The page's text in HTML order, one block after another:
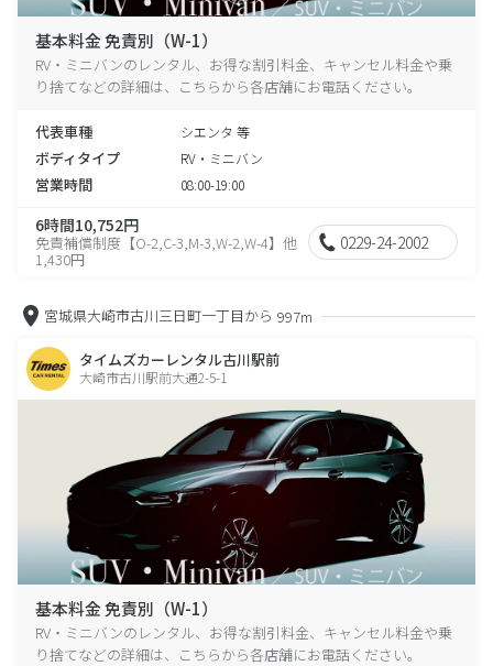
基本料金 免責別（W-1）
RV・ミニバンのレンタル、お得な割引料金、キャンセル料金や乗
り捨てなどの詳細は、こちらから各店舗にお電話ください。
代表車種 シエンタ 等
ボディタイプ RV・ミニバン
営業時間 08:00-19:00
6時間10,752円
免責補償制度【O-2,C-3,M-3,W-2,W-4】他
1,430円
0229-24-2002
宮城県大崎市古川三日町一丁目から 997m
タイムズカーレンタル古川駅前
大崎市古川駅前大通2-5-1
基本料金 免責別（W-1）
RV・ミニバンのレンタル、お得な割引料金、キャンセル料金や乗
り捨てなどの詳細は、こちらから各店舗にお電話ください。